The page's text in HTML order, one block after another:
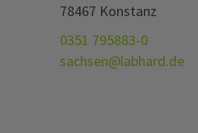
78467 Konstanz
0351 795883-0
sachsen@labhard.de